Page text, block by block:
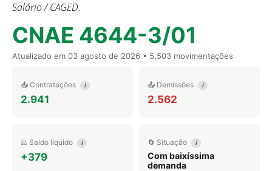
Salário / CAGED.
CNAE 4644-3/01
Atualizado em 03 agosto de 2026 • 5.503 movimentações
📥 Contratações i
2.941
📤 Demissões i
2.562
⚖️ Saldo líquido i
+379
🔄 Situação i
Com baixíssima
demanda